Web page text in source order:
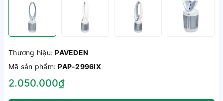
Thương hiệu:PAVEDEN
Mã sản phẩm:PAP-2996IX
2.050.000₫